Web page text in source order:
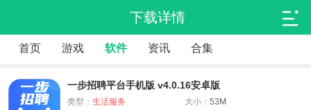
下载详情
首页 游戏 软件 资讯 合集
一步招聘平台手机版 v4.0.16安卓版
类型： 生活服务 大小：53M